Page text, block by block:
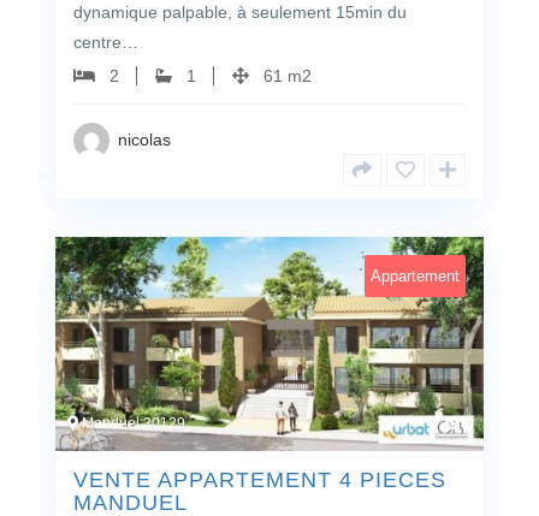
dynamique palpable, à seulement 15min du
centre…
2
1 61 m2
nicolas
Appartement
Manduel 30129 1
VENTE APPARTEMENT 4 PIECES
MANDUEL